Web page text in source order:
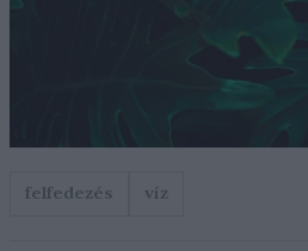
felfedezés víz